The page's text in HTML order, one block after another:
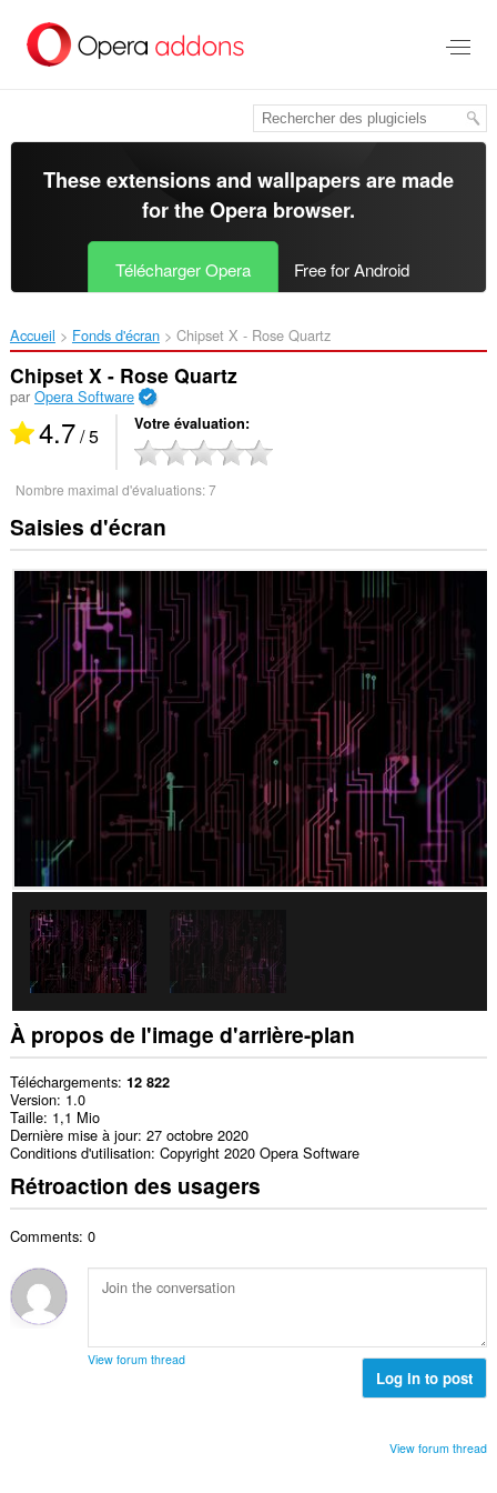
contenu
These extensions and wallpapers are made
for theOpera browser.
Télécharger Opera Free for Android
Accueil Fonds d'écran Chipset X - Rose Quartz‎
Chipset X - Rose Quartz
par Opera Software
4.7/ 5 Votre évaluation
Nombre maximal d'évaluations:7
Saisies d'écran
À propos de l'image d'arrière-plan
Téléchargements 12 822
Version 1.0
Taille 1,1 Mio
Dernière mise à jour 27 octobre 2020
Conditions d'utilisation Copyright 2020 Opera Software
Rétroaction des usagers
Comments: 0
View forum thread
Log in to post
View forum thread